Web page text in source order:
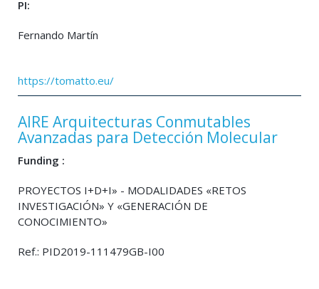
PI:
Fernando Martín
https://tomatto.eu/
AIRE Arquitecturas Conmutables
Avanzadas para Detección Molecular
Funding :
PROYECTOS I+D+I» - MODALIDADES «RETOS
INVESTIGACIÓN» Y «GENERACIÓN DE
CONOCIMIENTO»
Ref.: PID2019-111479GB-I00